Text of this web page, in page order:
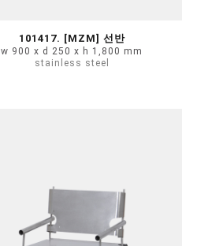
101417. [MZM] 선반
w 900 x d 250 x h 1,800 mm
stainless steel